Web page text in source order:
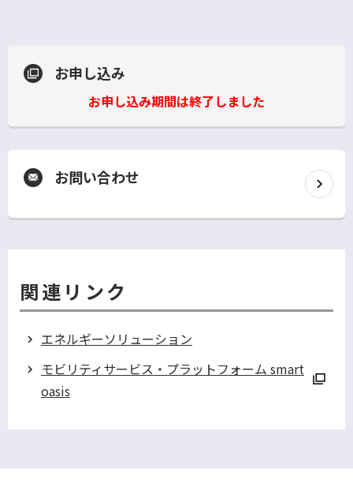
お申し込み
お申し込み期間は終了しました
お問い合わせ
ウ
で
関連リンク
エネルギーソリューション
モビリティサービス・プラットフォーム smart
oasis